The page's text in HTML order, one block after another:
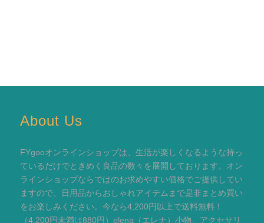
About Us
FYgooオンラインショップは、生活が楽しくなるような持っ
ているだけでときめく良品の数々を展開しております。オン
ラインショップならではのお求めやすい価格でご提供してい
ますので、日用品からおしゃれアイテムまで是非まとめ買い
をお楽しみください。今なら4,200円以上で送料無料！
（4,200円未満は880円）elena（エレナ）小物、アクセサリ